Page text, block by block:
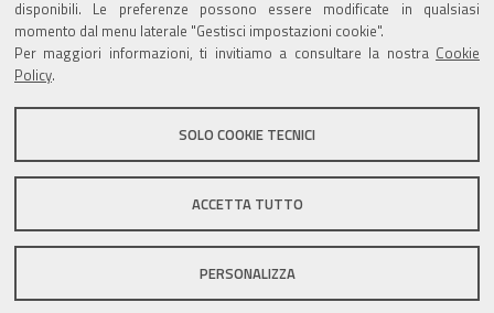
disponibili. Le preferenze possono essere modificate in qualsiasi
momento dal menu laterale "Gestisci impostazioni cookie".
Per maggiori informazioni, ti invitiamo a consultare la nostra Cookie
Policy.
SOLO COOKIE TECNICI
ACCETTA TUTTO
PERSONALIZZA
Valuta questo sito
Sito istituzionale Comune di Zola Predosa